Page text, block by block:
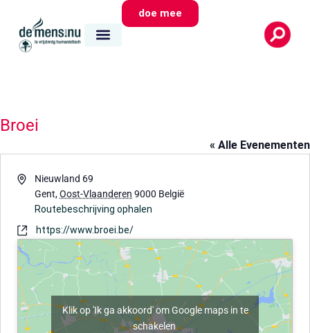
doe mee
Broei
« Alle Evenementen
AdresNieuwland 69
Gent,Oost-Vlaanderen 9000 België
Routebeschrijving ophalen
Websitehttps://www.broei.be/
Klik op 'Ik ga akkoord' om Google maps in te
schakelen